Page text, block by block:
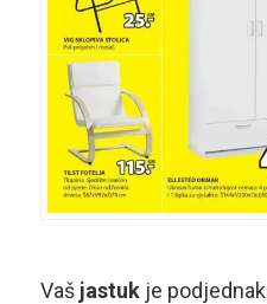
Vaš jastukje